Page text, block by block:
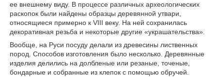
ее внешнему виду. В процессе различных археологических
раскопок были найдены образцы деревянной утвари,
относящиеся примерно к VIII веку. На ней сохранилась
декоративная резьба и некоторые другие «украшательства».
Вообще, на Руси посуду делали из древесины лиственных
пород. Способов изготовления было несколько. Деревянные
изделия делились на долбленые или резаные, точеные,
бондарные и собранные из клепок с помощью обручей.